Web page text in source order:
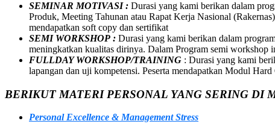
SEMINAR MOTIVASI : Durasi yang kami berikan dalam
Produk, Meeting Tahunan atau Rapat Kerja Nasional
mendapatkan soft copy dan sertifikat
SEMI WORKSHOP : Durasi yang kami berikan dalam
meningkatkan kualitas dirinya. Dalam Program semi workshop
FULLDAY WORKSHOP/TRAINING : Durasi yang kami
lapangan dan uji kompetensi. Peserta mendapatkan Modul
BERIKUT MATERI PERSONAL YANG SERING DI
Personal Excellence & Management Stress